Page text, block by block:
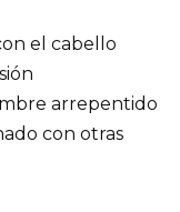
el cabello
arrepentido
con otras